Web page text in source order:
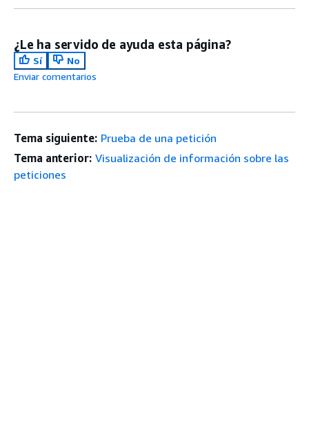
¿Le ha servido de ayuda esta página?
Sí
No
Enviar comentarios
Tema siguiente: Prueba de una petición
Tema anterior: Visualización de información sobre las
peticiones